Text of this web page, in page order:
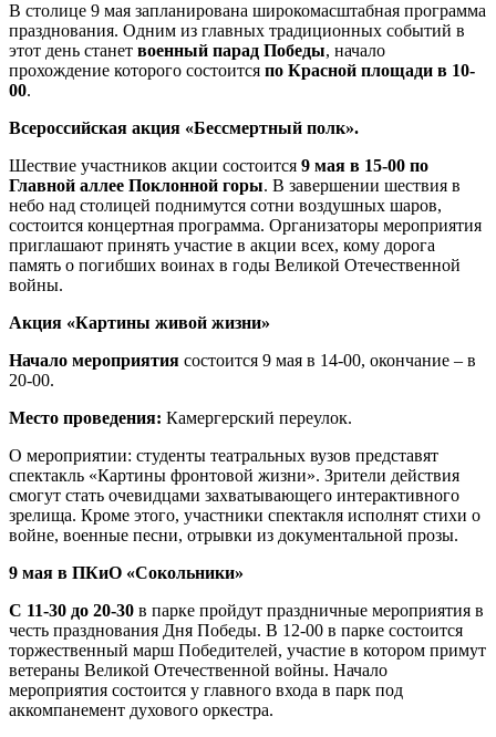
В столице 9 мая запланирована широкомасштабная программа
празднования. Одним из главных традиционных событий в
этот день станет военный парад Победы, начало
прохождение которого состоится по Красной площади в 10-
00.
Всероссийская акция «Бессмертный полк».
Шествие участников акции состоится 9 мая в 15-00 по
Главной аллее Поклонной горы. В завершении шествия в
небо над столицей поднимутся сотни воздушных шаров,
состоится концертная программа. Организаторы мероприятия
приглашают принять участие в акции всех, кому дорога
память о погибших воинах в годы Великой Отечественной
войны.
Акция «Картины живой жизни»
Начало мероприятия состоится 9 мая в 14-00, окончание – в
20-00.
Место проведения: Камергерский переулок.
О мероприятии: студенты театральных вузов представят
спектакль «Картины фронтовой жизни». Зрители действия
смогут стать очевидцами захватывающего интерактивного
зрелища. Кроме этого, участники спектакля исполнят стихи о
войне, военные песни, отрывки из документальной прозы.
9 мая в ПКиО «Сокольники»
С 11-30 до 20-30 в парке пройдут праздничные мероприятия в
честь празднования Дня Победы. В 12-00 в парке состоится
торжественный марш Победителей, участие в котором примут
ветераны Великой Отечественной войны. Начало
мероприятия состоится у главного входа в парк под
аккомпанемент духового оркестра.